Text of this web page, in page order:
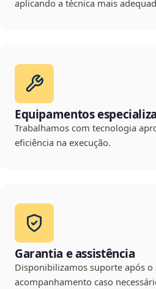
aplicando a técnica mais
Equipamentos
Trabalhamos com tecnologia
eficiência na execução.
Garantia e assistência
Disponibilizamos suporte após
acompanhamento caso